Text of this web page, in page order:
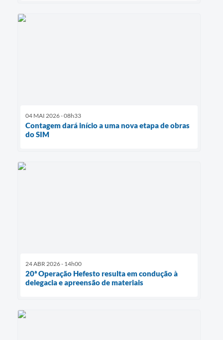
04 MAI 2026 - 08h33
Contagem dará início a uma nova etapa de obras
do SIM
24 ABR 2026 - 14h00
20ª Operação Hefesto resulta em condução à
delegacia e apreensão de materiais